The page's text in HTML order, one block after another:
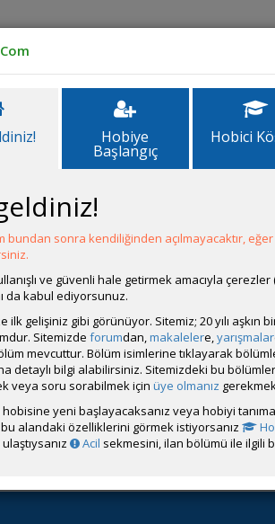
İlanlar Forum
Hesap
Üyelik Tarihi:
Paylaşım Sayisı:
İlan Sayisı:
Üyenin
Üyenin
Üyenin ÖM
Hobiye
Başlangıç
Hobici
bundan sonra kendiliğinden açılmayacaktır,
ve güvenli hale getirmek amacıyla
da kabul ediyorsunuz.
ilk gelişiniz gibi görünüyor. Sitemiz; 20 yılı
Sitemizde forumdan,makalelere,yarışmalar
mevcuttur. Bölüm isimlerine tıklayarak
detaylı bilgi alabilirsiniz. Sitemizdeki bu
veya soru sorabilmek için üye olmanız
yeni başlayacaksanız veya hobiyi
alandaki özelliklerini görmek istiyorsanız
Acil sekmesini, ilan bölümü ile ilgili